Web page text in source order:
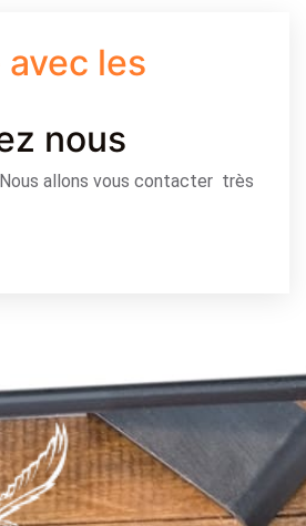
les
nous
allons vous contacter très